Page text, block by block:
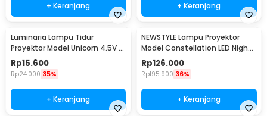
+ Keranjang + Keranjang
Luminaria Lampu Tidur
Proyektor Model Unicorn 4.5V -
GP-ZS0
Rp15.600
Rp24.000 35%
+ Keranjang
NEWSTYLE Lampu Proyektor
Model Constellation LED Night
Light 3W 5V - NL-USB
Rp126.000
Rp195.900 36%
+ Keranjang